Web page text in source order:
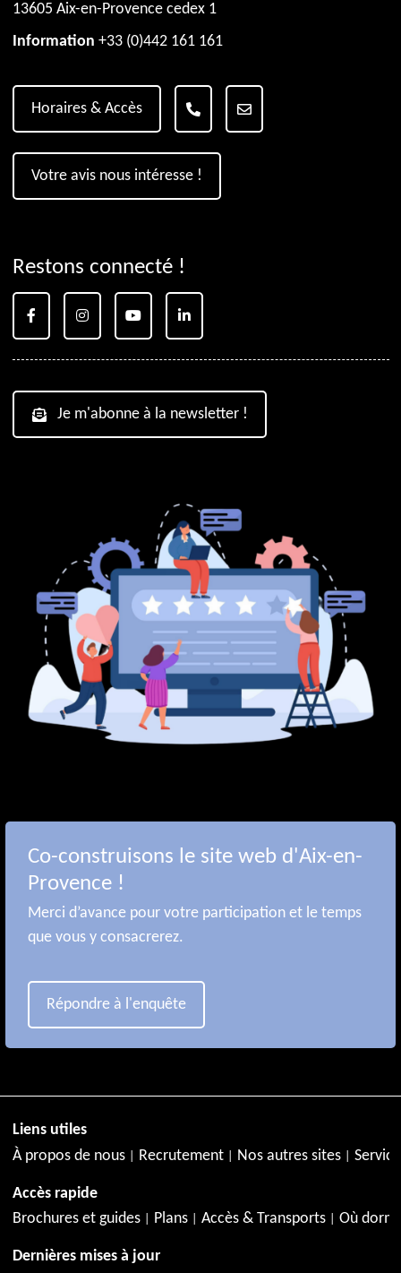
13605 Aix-en-Provence cedex 1
Information +33 (0)442 161 161
Horaires & Accès
Votre avis nous intéresse !
Restons connecté !
Je m'abonne à la newsletter !
Co-construisons le site web d'Aix-en-
Provence !
Merci d’avance pour votre participation et le temps
que vous y consacrerez.
Répondre à l'enquête
Liens utiles
À propos de nous
Recrutement Nos autres sites
Accès rapide
Brochures et guides
Plans Accès & Transports Où
Dernières mises à jour